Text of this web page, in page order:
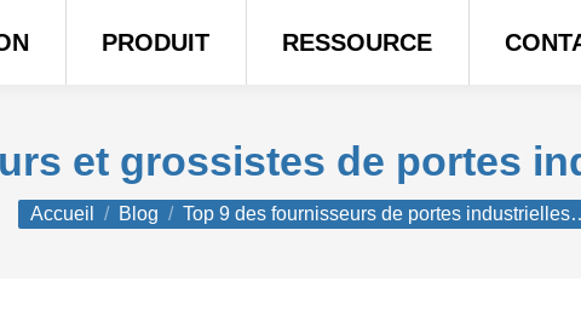
PRODUIT RESSOURCE
et grossistes de portes
Vous êtes ici :
Accueil Blog Top 9 des fournisseurs de portes